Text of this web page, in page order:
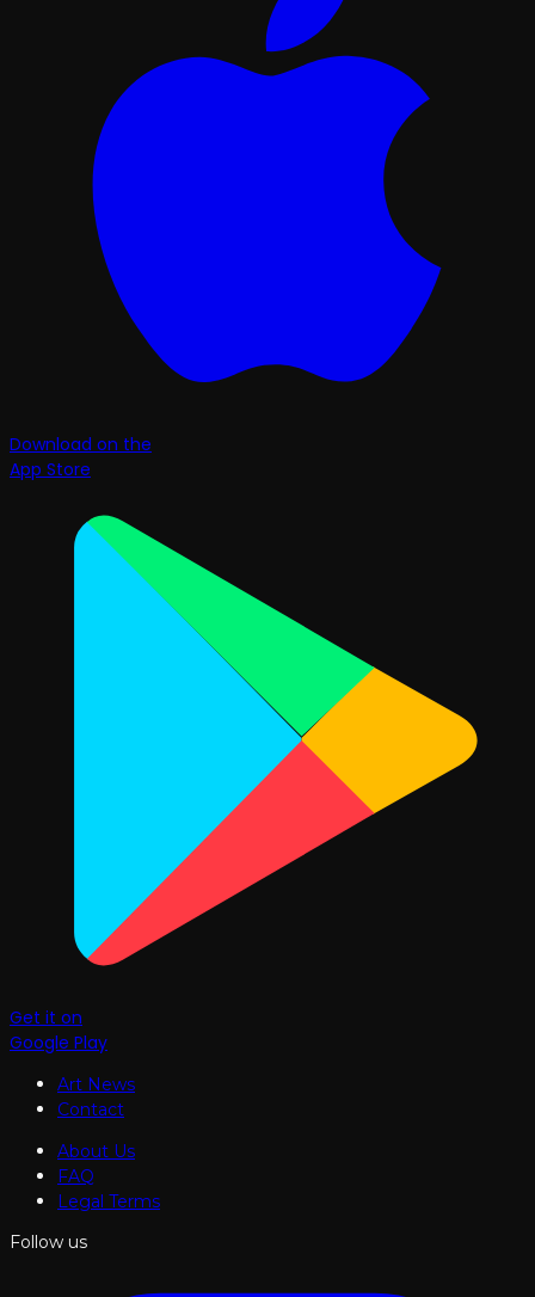
Download on the
App Store
Get it on
Google Play
Art News
Contact
About Us
FAQ
Legal Terms
Follow us